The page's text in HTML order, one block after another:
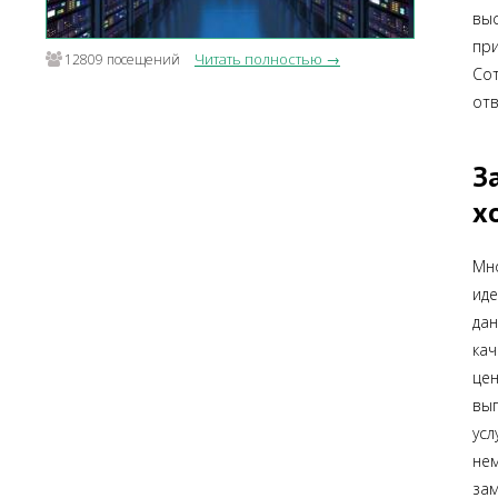
12809 посещений Читать полностью →